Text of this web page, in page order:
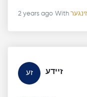
2 years ago With
זע זיידע